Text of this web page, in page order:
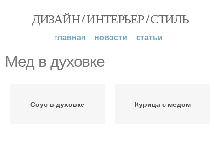
ДИЗАЙН / ИНТЕРЬЕР / СТИЛЬ
главная новости статьи
Мед в духовке
Соус в духовке Курица с медом